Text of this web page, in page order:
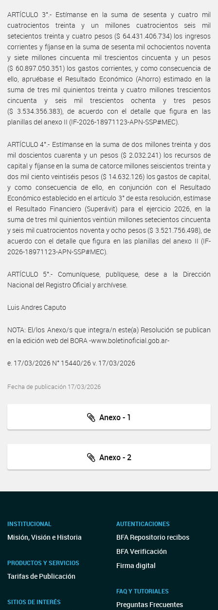
ARTÍCULO 3°.- Estímanse en la suma de sesenta y cuatro mil
cuatrocientos treinta y un millones cuatrocientos seis mil
setecientos treinta y cuatro pesos ($ 64.431.406.734) los ingresos
corrientes y fíjanse en la suma de sesenta mil ochocientos noventa
y siete millones cincuenta mil trescientos cincuenta y un pesos
($ 60.897.050.351) los gastos corrientes, y como consecuencia de
ello, apruébase el Resultado Económico (Ahorro) estimado en la
suma de tres mil quinientos treinta y cuatro millones trescientos
cincuenta y seis mil trescientos ochenta y tres pesos
($ 3.534.356.383), de acuerdo con el detalle que figura en las
planillas del anexo II (IF-2026-18971123-APN-SSP#MEC).
ARTÍCULO 4°.- Estímanse en la suma de dos millones treinta y dos
mil doscientos cuarenta y un pesos ($ 2.032.241) los recursos de
capital y fíjanse en la suma de catorce millones seiscientos treinta y
dos mil ciento veintiséis pesos ($ 14.632.126) los gastos de capital,
y como consecuencia de ello, en conjunción con el Resultado
Económico establecido en el artículo 3° de esta resolución, estímase
el Resultado Financiero (Superávit) para el ejercicio 2026, en la
suma de tres mil quinientos veintiún millones setecientos cincuenta
y seis mil cuatrocientos noventa y ocho pesos ($ 3.521.756.498), de
acuerdo con el detalle que figura en las planillas del anexo II (IF-
2026-18971123-APN-SSP#MEC).
ARTÍCULO 5°.- Comuníquese, publíquese, dese a la Dirección
Nacional del Registro Oficial y archívese.
Luis Andres Caputo
NOTA: El/los Anexo/s que integra/n este(a) Resolución se publican
en la edición web del BORA -www.boletinoficial.gob.ar-
e. 17/03/2026 N° 15440/26 v. 17/03/2026
Fecha de publicación 17/03/2026
Anexo - 1
Anexo - 2
INSTITUCIONAL
Misión, Visión e Historia
PRODUCTOS Y SERVICIOS
Tarifas de Publicación
SITIOS DE INTERÉS
AUTENTICACIONES
BFA Repositorio recibos
BFA Verificación
Firma digital
FAQ Y TUTORIALES
Preguntas Frecuentes